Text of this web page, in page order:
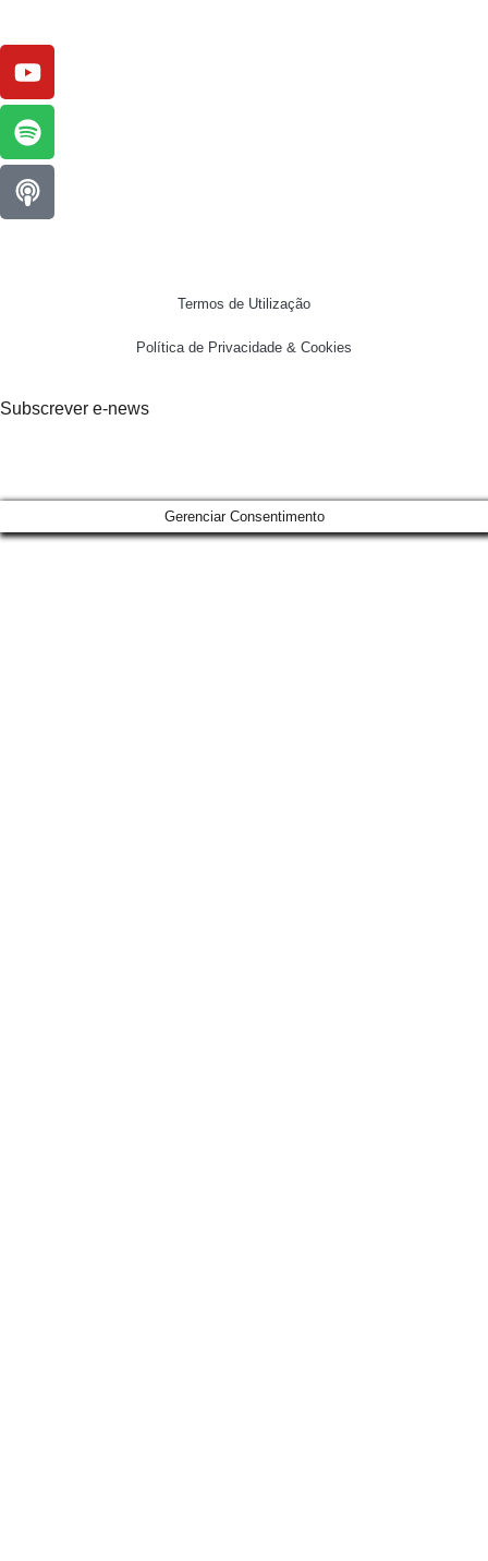
Termos de Utilização
Política de Privacidade & Cookies
Subscrever e-news
Gerenciar Consentimento